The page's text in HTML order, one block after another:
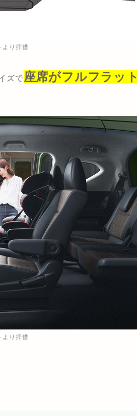
より拝借
ズで座席がフルフラット
より拝借